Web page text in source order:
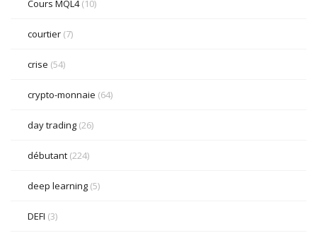
Cours MQL4(10)
courtier (7)
crise (54)
crypto-monnaie (64)
day trading (26)
débutant (224)
deep learning (5)
DEFI (3)